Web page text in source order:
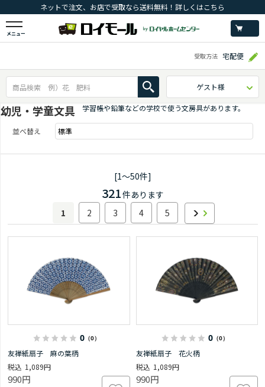
ネットで注文、お店で受取なら送料無料！詳しくはこちら
メニュー
受取方法 宅配便
ゲスト様
幼児・学童文具 学習帳や鉛筆などの学校で使う文房具があります。
並べ替え
[1～50件]
321件あります
1
2 3 4 5
0 （0）
友禅紙扇子 麻の葉柄
1,089円
990円
0（0）
友禅紙扇子 花火柄
1,089円
990円